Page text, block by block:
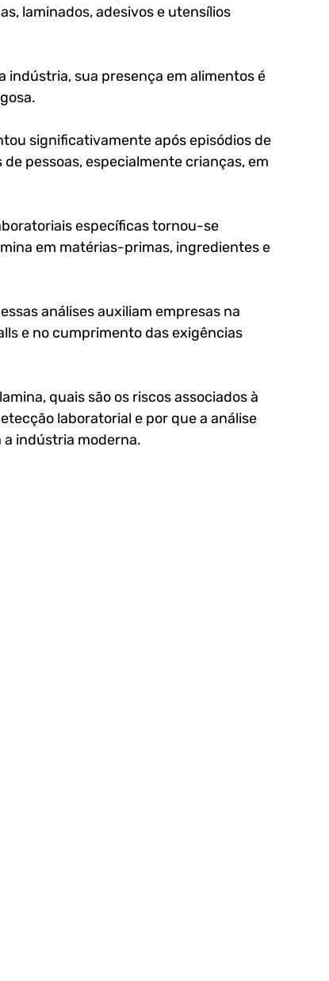
laminados, adesivos e utensílios
indústria, sua presença em alimentos é
significativamente após episódios de
pessoas, especialmente crianças, em
específicas tornou-se
em matérias-primas, ingredientes e
análises auxiliam empresas na
e no cumprimento das exigências
quais são os riscos associados à
laboratorial e por que a análise
a indústria moderna.